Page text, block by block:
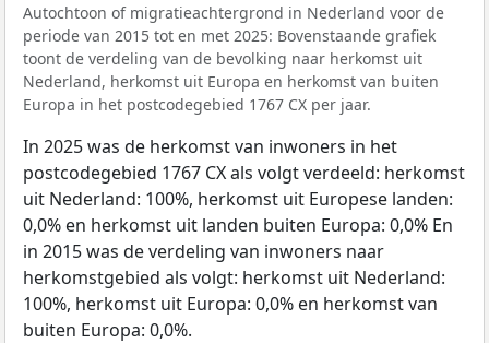
Autochtoon of migratieachtergrond in Nederland voor de
periode van 2015 tot en met 2025: Bovenstaande grafiek
toont de verdeling van de bevolking naar herkomst uit
Nederland, herkomst uit Europa en herkomst van buiten
Europa in het postcodegebied 1767 CX per jaar.
In 2025 was de herkomst van inwoners in het
postcodegebied 1767 CX als volgt verdeeld: herkomst
uit Nederland: 100%, herkomst uit Europese landen:
0,0% en herkomst uit landen buiten Europa: 0,0% En
in 2015 was de verdeling van inwoners naar
herkomstgebied als volgt: herkomst uit Nederland:
100%, herkomst uit Europa: 0,0% en herkomst van
buiten Europa: 0,0%.